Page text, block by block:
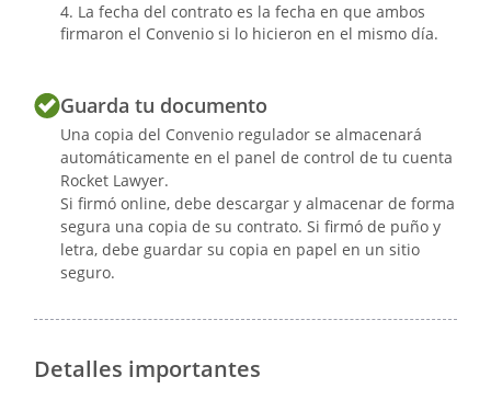
Leído el documento por los cónyuges,
continuación firman.
En , a
La fecha del contrato es la fecha en que ambos
firmaron el Convenio si lo hicieron en el mismo día.
Guarda tu documento
Una copia del Convenio regulador se almacenará
automáticamente en el panel de control de tu cuenta
Rocket Lawyer.
Si firmó online, debe descargar y almacenar de forma
segura una copia de su contrato. Si firmó de puño y
letra, debe guardar su copia en papel en un sitio
seguro.
Detalles importantes